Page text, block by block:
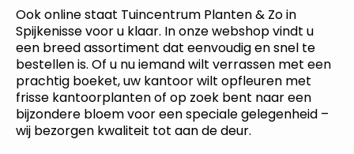
Ook online staat Tuincentrum Planten & Zo in
Spijkenisse voor u klaar. In onze webshop vindt u
een breed assortiment dat eenvoudig en snel te
bestellen is. Of u nu iemand wilt verrassen met een
prachtig boeket, uw kantoor wilt opfleuren met
frisse kantoorplanten of op zoek bent naar een
bijzondere bloem voor een speciale gelegenheid –
wij bezorgen kwaliteit tot aan de deur.